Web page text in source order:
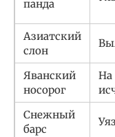
панда
Азиатский
слон
Яванский
носорог
На
Снежный
барс